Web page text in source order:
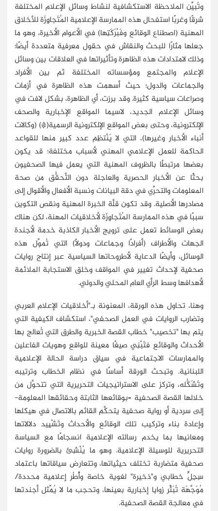
وتُبيِّن الملاحظة الاستكشافية لنشاط وسائل الإعلام المختلفة
شرقًا وغربًا استفحال هذه الممارسة الإعلامية المُتَجاوِزَة للأخلاق
المهنية (اصطناع الوقائع وفَبْرَكَتِها) في الأعوام الأخيرة، وهو ما
جعلها مثارًا للبحث والنقاش في حقول معرفية متعددة أيضًا؛
وذلك لامتدادات هذه الظاهرة وتأثيراتها في العلاقات بين وسائل
الإعلام والمجتمع ومؤسساته المختلفة ثم بين الأفراد
والجماعات والدول؛ حيث أسهمت هذه الظاهرة في أزمات
وصراعات سياسية كثيرة. وقد برزت، أي الظاهرة، بشكل لافت في
وسائل الإعلام الجديد، لاسيما المواقع الإخبارية والصحف
الإلكترونية، وحتى بعض المواقع الإلكترونية الرسمية(*) (وكالات
أنباء الأخبار وغيرها)، التي لا يَنْتظِم عدد كبير منها للقواعد
الحاكمة للعمل الإعلامي المهني لأسباب مختلفة؛ قد يكون
بعضها مرتبطًا بالظروف المهنية التي يعمل فيها الصحفيون
بحثًا عن الأخبار الحصرية والعاجلة دون التَّحقُّق من صحة
المعلومات والتحرِّي في دقة البيانات ونسبة الأفعال والأقوال إلى
مصادرها الأصلية. وقد تكون قلَّة الخبرة المهنية ونقص التكوين
سببًا في هذه الممارسة المُتَجاوِزَة لأخلاقيات المهنة، لكن هناك
بعض الوسائط تعمل على ترويج الأخبار الكاذبة خدمة لأجندة
الجهات والأطراف (أفرادًا وجماعات ودولًا) التي تُموِّل هذه
الوسائل، وأيضًا الدعاية لأطروحاتها السياسية عبر إنتاج روايات
صحفية لإحداث تغيير في المواقف وخلق الاستجابة الملائمة
لأهدافها وسط الرأي العام المحلي والدولي.
وهنا، تحاول هذه الورقة، المعنونة بـ"أخلاقيات الإعلام العربي
وتضارب الروايات في العمل الصحفي"، استكشاف الكيفية التي
يتم بها "تخصيب" خطاب القصة الخبرية والطرق التي تُعالج بها
الأحداث والوقائع فتَبْنِي صيغًا معينة للواقع وهويات الفاعلين
والممارسات الاجتماعية في سياق دراسة الحالة الإعلامية
اللبنانية. وتبحث الورقة أساسًا في نظام الخطاب وترتيبه
وتَشَكُّله، وتركز على الاستراتيجيات التحريرية التي تتحوَّل من
خلالها القصة الصحفية –بوقائعها الثابتة وحقائقها المعلومة-
إلى سردية أو رواية صحفية يتحكَّم القائم بالاتصال في هيكلها
وإعادة بناء وتركيب تلك الوقائع والأحداث وتَشْيِيد دلالاتها
ومعانيها بما يخدم رسالته الإعلامية انسجامًا مع السياسة
التحريرية للوسيلة الإعلامية. وهو ما يُنْشِئ بالضرورة روايات
صحفية متضاربة تختلف حيثياتها، وتتعارض سياقاتها باعتماد
سِجِلٍّ خطابي و"ذخيرة" لغوية خاصة وأُطُر إعلامية محددة/
مُوَجَّهَة تُبَئِّر زوايا إخبارية بعينها، وتحجب ما لا يُمِّثل أجندتها
في معالجة القصة الصحفية.